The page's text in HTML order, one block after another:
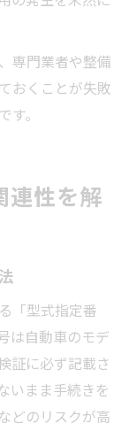
専門業者や整備
おくことが失敗
。
連性を解
「型式指定番
は自動車のモデ
証に必ず記載さ
いまま手続きを
どのリスクが高